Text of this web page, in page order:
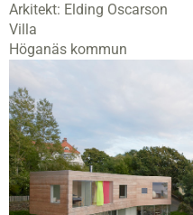
Arkitekt: Elding Oscarson
Villa
Höganäs kommun